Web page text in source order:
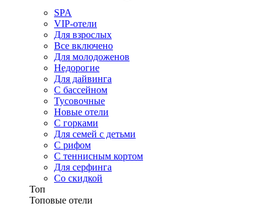
SPA
VIP-отели
Для взрослых
Все включено
Для молодоженов
Недорогие
Для дайвинга
С бассейном
Тусовочные
Новые отели
С горками
Для семей с детьми
С рифом
С теннисным кортом
Для серфинга
Со скидкой
Топ
Топовые отели